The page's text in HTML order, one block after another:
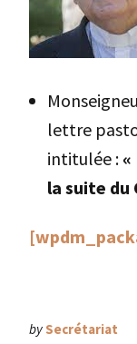
lettre
intitulée :
la suite du
bySecrétariat